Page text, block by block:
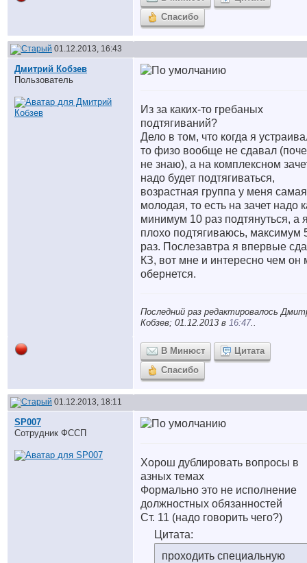
Спасибо
01.12.2013, 16:43
Дмитрий Кобзев
Пользователь
Из за каких-то гребаных
подтягиваний?
Дело в том, что когда я
то физо вообще не сдавал
не знаю), а на комплексном
надо будет подтягиваться,
возрастная группа у меня самая
молодая, то есть на зачет надо
минимум 10 раз подтянуться, а
плохо подтягиваюсь, максимум
раз. Послезавтра я впервые
КЗ, вот мне и интересно чем он
обернется.
Последний раз редактировалось
Кобзев; 01.12.2013 в 16:47..
В Минюст
Цитата
Спасибо
01.12.2013, 18:11
SP007
Сотрудник ФССП
Хорош дублировать вопросы в
азных темах
Формально это не исполнение
должностных обязанностей
Ст. 11 (надо говорить чего?)
Цитата:
проходить специальную